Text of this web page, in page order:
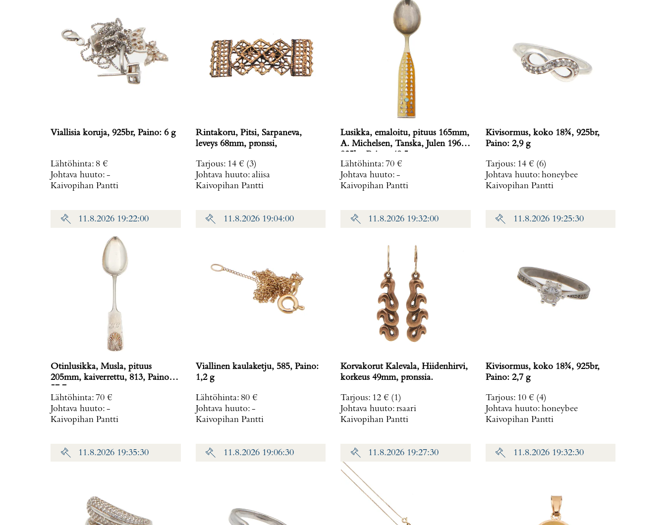
Viallisia koruja, 925br, Paino: 6 g
Lähtöhinta: 8 €
Johtava huuto: -
Kaivopihan Pantti
Rintakoru, Pitsi, Sarpaneva,
leveys 68mm, pronssi,
Tarjous: 14 € (3)
Johtava huuto: aliisa
Kaivopihan Pantti
Lusikka, emaloitu, pituus 165mm,
A. Michelsen, Tanska, Julen 1960,
Lähtöhinta: 70 €
Johtava huuto: -
Kaivopihan Pantti
Kivisormus, koko 18¾, 925br,
Paino: 2,9 g
Tarjous: 14 € (6)
Johtava huuto: honeybee
Kaivopihan Pantti
11.8.2026 19:22:00
Otinlusikka, Musla, pituus
205mm, kaiverrettu, 813, Paino:
Lähtöhinta: 70 €
Johtava huuto: -
Kaivopihan Pantti
11.8.2026 19:04:00
Viallinen kaulaketju, 585, Paino:
1,2 g
Lähtöhinta: 80 €
Johtava huuto: -
Kaivopihan Pantti
11.8.2026 19:32:00
Korvakorut Kalevala, Hiidenhirvi,
korkeus 49mm, pronssia.
Tarjous: 12 € (1)
Johtava huuto: rsaari
Kaivopihan Pantti
11.8.2026 19:25:30
Kivisormus, koko 18¾, 925br,
Paino: 2,7 g
Tarjous: 10 € (4)
Johtava huuto: honeybee
Kaivopihan Pantti
11.8.2026 19:35:30 11.8.2026 19:06:30 11.8.2026 19:27:30 11.8.2026 19:32:30